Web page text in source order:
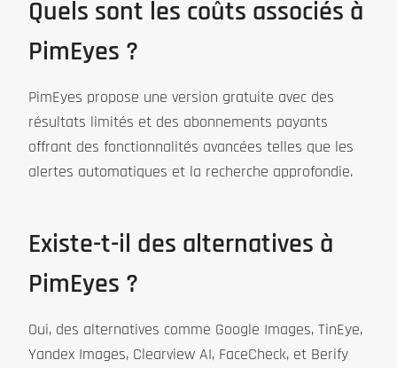
Quels sont les coûts associés à
PimEyes ?
PimEyes propose une version gratuite avec des
résultats limités et des abonnements payants
offrant des fonctionnalités avancées telles que les
alertes automatiques et la recherche approfondie.
Existe-t-il des alternatives à
PimEyes ?
Oui, des alternatives comme Google Images, TinEye,
Yandex Images, Clearview AI, FaceCheck, et Berify